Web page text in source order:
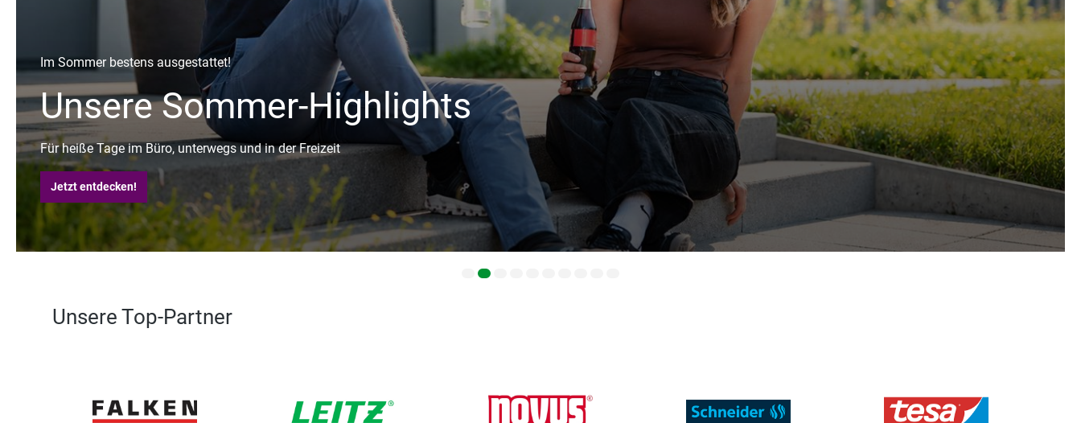
Jacobs Krönung im Angebot
Kaffee für nur 14,99 €
Der beliebte Klassiker von Jacobs Krönung zum attraktiven Sonderpreis.
Mindesthaltbar bis 16.08.2026.
Jetzt bestellen
Unsere Top-Partner